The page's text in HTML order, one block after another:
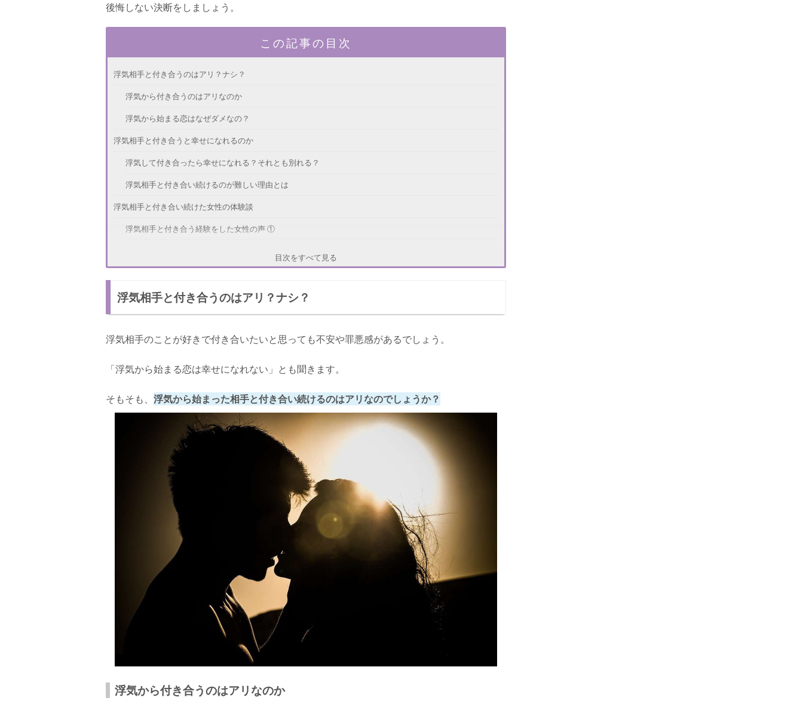
後悔しない決断をしましょう。
この記事の目次
浮気相手と付き合うのはアリ？ナシ？
浮気から付き合うのはアリなのか
浮気から始まる恋はなぜダメなの？
浮気相手と付き合うと幸せになれるのか
浮気して付き合ったら幸せになれる？それとも別れる？
浮気相手と付き合い続けるのが難しい理由とは
浮気相手と付き合い続けた女性の体験談
浮気相手と付き合う経験をした女性の声 ①
浮気相手と付き合うデメリット：浮気、不倫をされる可能性が高い
浮気相手と付き合うデメリット：束縛される可能性が高い
浮気相手と付き合い続ける注意点
一度付き合って別れたら復縁はない
別れる女性も、幸せになる女性もいる。後悔しない決断をしよう！
目次をすべて見る
浮気相手と付き合うのはアリ？ナシ？
浮気相手のことが好きで付き合いたいと思っても不安や罪悪感があるでしょう。
「浮気から始まる恋は幸せになれない」とも聞きます。
そもそも、 浮気から始まった相手と付き合い続けるのはアリなのでしょうか？
浮気から付き合うのはアリなのか